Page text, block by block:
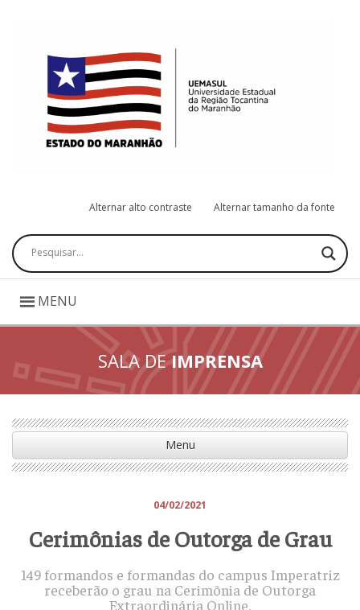
Alternar alto contraste Alternar tamanho da fonte
Pesquisar
MENU
SALA DEIMPRENSA
Menu
04/02/2021
Cerimônias de Outorga de Grau
149 formandos e formandas do campus Imperatriz
receberão o grau na Cerimônia de Outorga
Extraordinária Online.